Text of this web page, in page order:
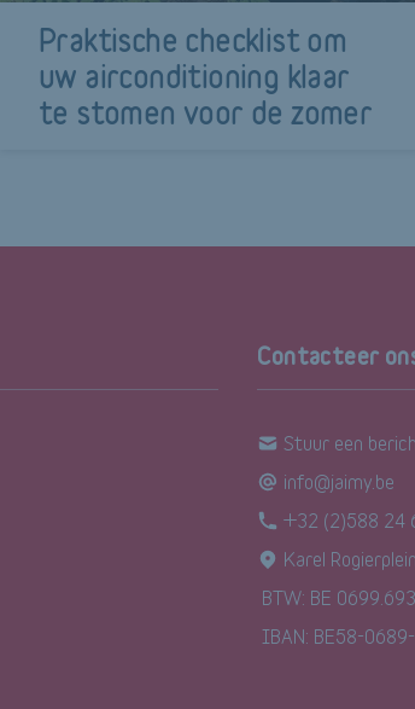
Praktische checklist om
uw airconditioning klaar
te stomen voor de zomer
Contacteer
Stuur een
info@jaimy.be
+32 (2)588 24
Karel
BTW: BE
IBAN: BE58-